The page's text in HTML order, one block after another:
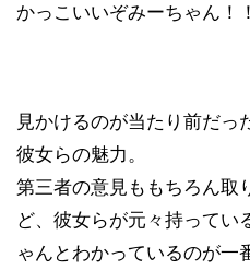
かっこいいぞみーちゃん！
見かけるのが当たり前だっ
彼女らの魅力。
第三者の意見ももちろん取
ど、彼女らが元々持ってい
ゃんとわかっているのが一